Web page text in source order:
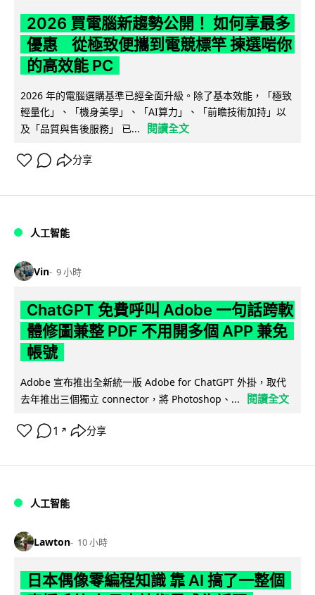
2026 買電腦新趨勢公開！ 如何享最多
優惠 從極致便攜到電競標竿 揀選啱你
的高效能 PC
2026 年的電腦選購基準已經全面升級。除了基本效能，「極致
輕量化」、「機身美學」、「AI算力」、「前瞻技術加持」以
及「品質與售後服務」 已...
閱讀全文
分享
人工智能
Vin 9 小時
ChatGPT 免費呼叫 Adobe 一句話跨軟
體修圖兼整 PDF 不用開多個 APP 兼免
帳號
Adobe 宣布推出全新統一版 Adobe for ChatGPT 外掛，取代
去年推出三個獨立 connector，將 Photoshop、...
閱讀全文
1 ↗ 分享
人工智能
Lawton 10 小時
日本偶像零編程知識 靠 AI 搞了一整個